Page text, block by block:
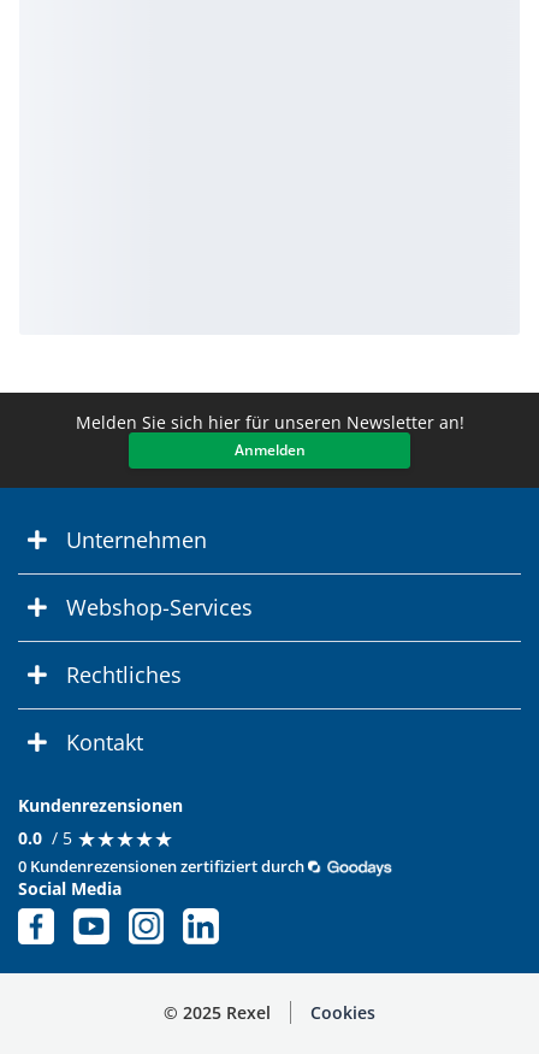
Melden Sie sich hier für unseren Newsletter an!
Anmelden
Unternehmen
Webshop-Services
Rechtliches
Kontakt
Kundenrezensionen
0.0 / 5 ★★★★★
★★★★★
0 Kundenrezensionen zertifiziert durch
Social Media
© 2025 Rexel Cookies